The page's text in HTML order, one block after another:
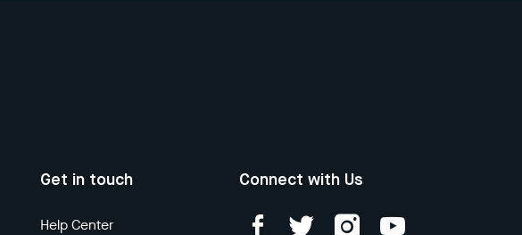
Get in touch
Help Center
Connect with Us